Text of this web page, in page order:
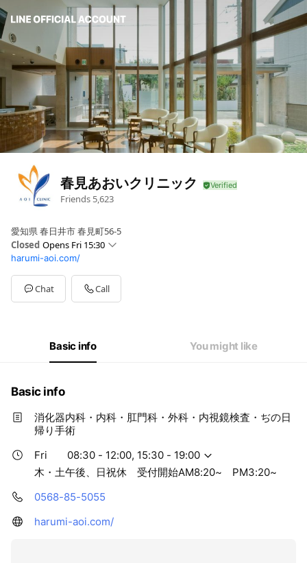
春見あおいクリニック
Friends 5,623
愛知県 春日井市 春見町56-5
Closed Opens Fri 15:30
SunClosed
Mon08:30 - 12:00,15:30 - 19:00
Tue08:30 - 12:00,15:30 - 19:00
Wed08:30 - 12:00,15:30 - 19:00
08:30 - 12:00
木・土午後、日祝休 受付開始AM8:20~ PM3:20~
harumi-aoi.com/
Chat Call
Basic info You might like
Basic info
消化器内科・内科・肛門科・外科・内視鏡検査・ぢの日
帰り手術
Fri
08:30 - 12:00, 15:30 - 19:00
木・土午後、日祝休 受付開始AM8:20~ PM3:20~
0568-85-5055
harumi-aoi.com/